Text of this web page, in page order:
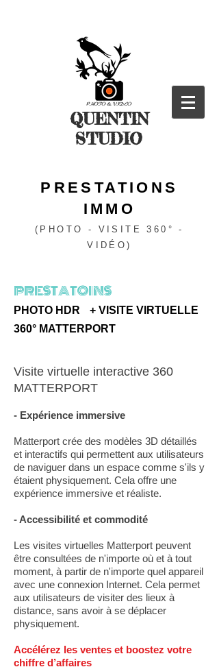
QUENTIN
STUDIO
PRESTATIONS
IMMO
(PHOTO - VISITE 360° -
VIDÉO)
PRESTATOINS
PHOTO HDR + VISITE VIRTUELLE
360° MATTERPORT
Visite virtuelle interactive 360
MATTERPORT
- Expérience immersive
Matterport crée des modèles 3D détaillés
et interactifs qui permettent aux utilisateurs
de naviguer dans un espace comme s'ils y
étaient physiquement. Cela offre une
expérience immersive et réaliste.
- Accessibilité et commodité
Les visites virtuelles Matterport peuvent
être consultées de n'importe où et à tout
moment, à partir de n'importe quel appareil
avec une connexion Internet. Cela permet
aux utilisateurs de visiter des lieux à
distance, sans avoir à se déplacer
physiquement.
Accélérez les ventes et boostez votre
chiffre d’affaires